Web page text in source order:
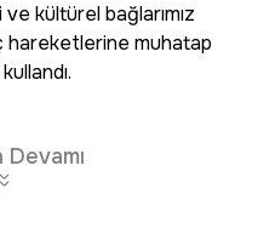
kültürel bağlarımız
muhatap